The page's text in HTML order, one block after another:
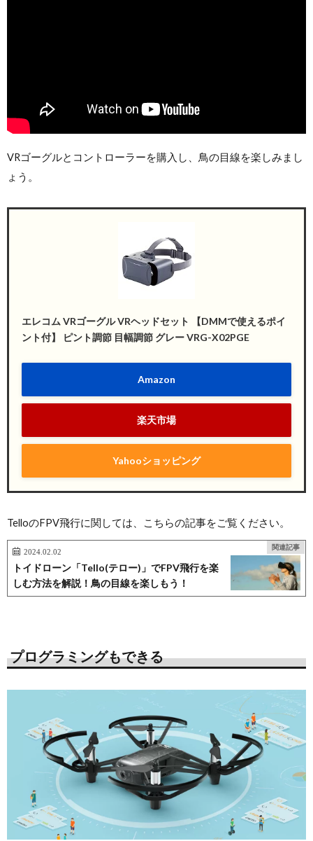
VRゴーグルとコントローラーを購入し、鳥の目線を楽しみまし
ょう。
エレコム VRゴーグル VRヘッドセット 【DMMで使えるポイ
ント付】 ピント調節 目幅調節 グレー VRG-X02PGE
Amazon
楽天市場
Yahooショッピング
TelloのFPV飛行に関しては、こちらの記事をご覧ください。
関連記事
2024.02.02
トイドローン「Tello(テロー)」でFPV飛行を楽
しむ方法を解説！鳥の目線を楽しもう！
プログラミングもできる